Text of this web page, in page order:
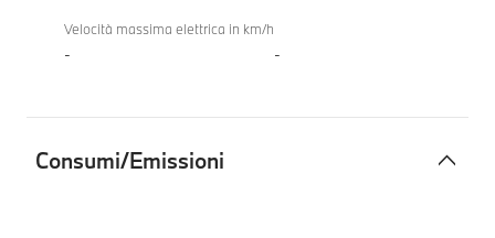
Velocità massima elettrica in km/h
- -
Consumi/Emissioni